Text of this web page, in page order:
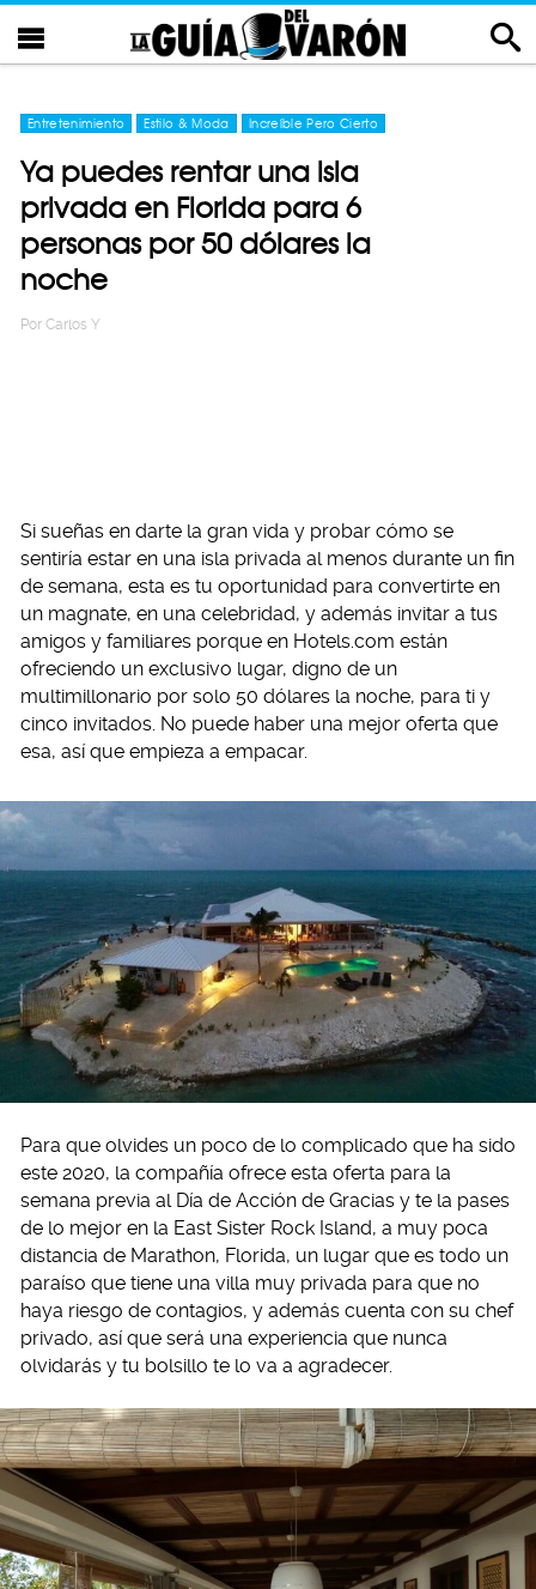
Entretenimiento Estilo & Moda Increíble Pero Cierto
Ya puedes rentar una isla
privada en Florida para 6
personas por 50 dólares la
noche
Por Carlos Y
Si sueñas en darte la gran vida y probar cómo se
sentiría estar en una isla privada al menos durante un fin
de semana, esta es tu oportunidad para convertirte en
un magnate, en una celebridad, y además invitar a tus
amigos y familiares porque en Hotels.com están
ofreciendo un exclusivo lugar, digno de un
multimillonario por solo 50 dólares la noche, para ti y
cinco invitados. No puede haber una mejor oferta que
esa, así que empieza a empacar.
Para que olvides un poco de lo complicado que ha sido
este 2020, la compañía ofrece esta oferta para la
semana previa al Día de Acción de Gracias y te la pases
de lo mejor en la East Sister Rock Island, a muy poca
distancia de Marathon, Florida, un lugar que es todo un
paraíso que tiene una villa muy privada para que no
haya riesgo de contagios, y además cuenta con su chef
privado, así que será una experiencia que nunca
olvidarás y tu bolsillo te lo va a agradecer.